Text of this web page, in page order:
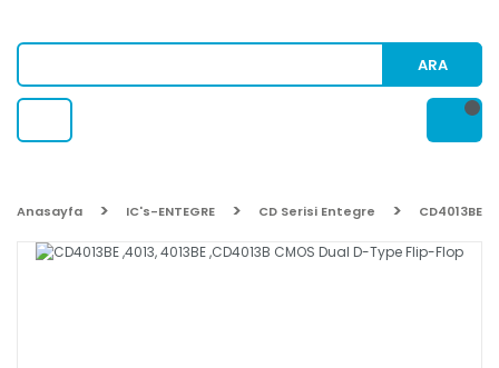
ARA
Anasayfa IC's-ENTEGRE CD Serisi Entegre CD4013BE